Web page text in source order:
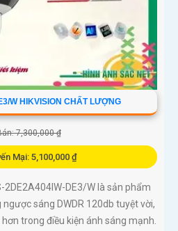
W HIKVISION CHẤT LƯỢNG
7,300,000 ₫
Mại: 5,100,000 ₫
2DE2A404IW-DE3/W là sản phẩm
sáng DWDR 120db tuyệt vời,
trong điều kiện ánh sáng mạnh.